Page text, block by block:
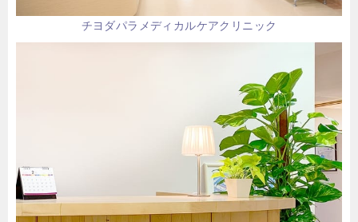
チヨダパラメディカルケアクリニック